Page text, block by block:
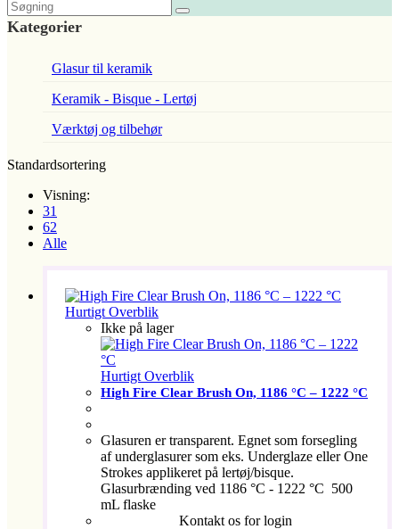
Kategorier
Glasur til keramik
Keramik - Bisque - Lertøj
Værktøj og tilbehør
Standardsortering
Visning:
31
62
Alle
Hurtigt Overblik
Ikke på lager
Hurtigt Overblik
High Fire Clear Brush On, 1186 °C – 1222 °C
Glasuren er transparent. Egnet som forsegling
af underglasurer som eks. Underglaze eller One
Strokes applikeret på lertøj/bisque.
Glasurbrænding ved 1186 °C - 1222 °C 500
mL flaske
Kontakt os for login